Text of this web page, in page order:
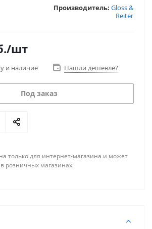
Производитель: Gloss &
Reiter
/шт
и наличие Нашли дешевле?
Под заказ
только для интернет-магазина и может
розничных магазинах